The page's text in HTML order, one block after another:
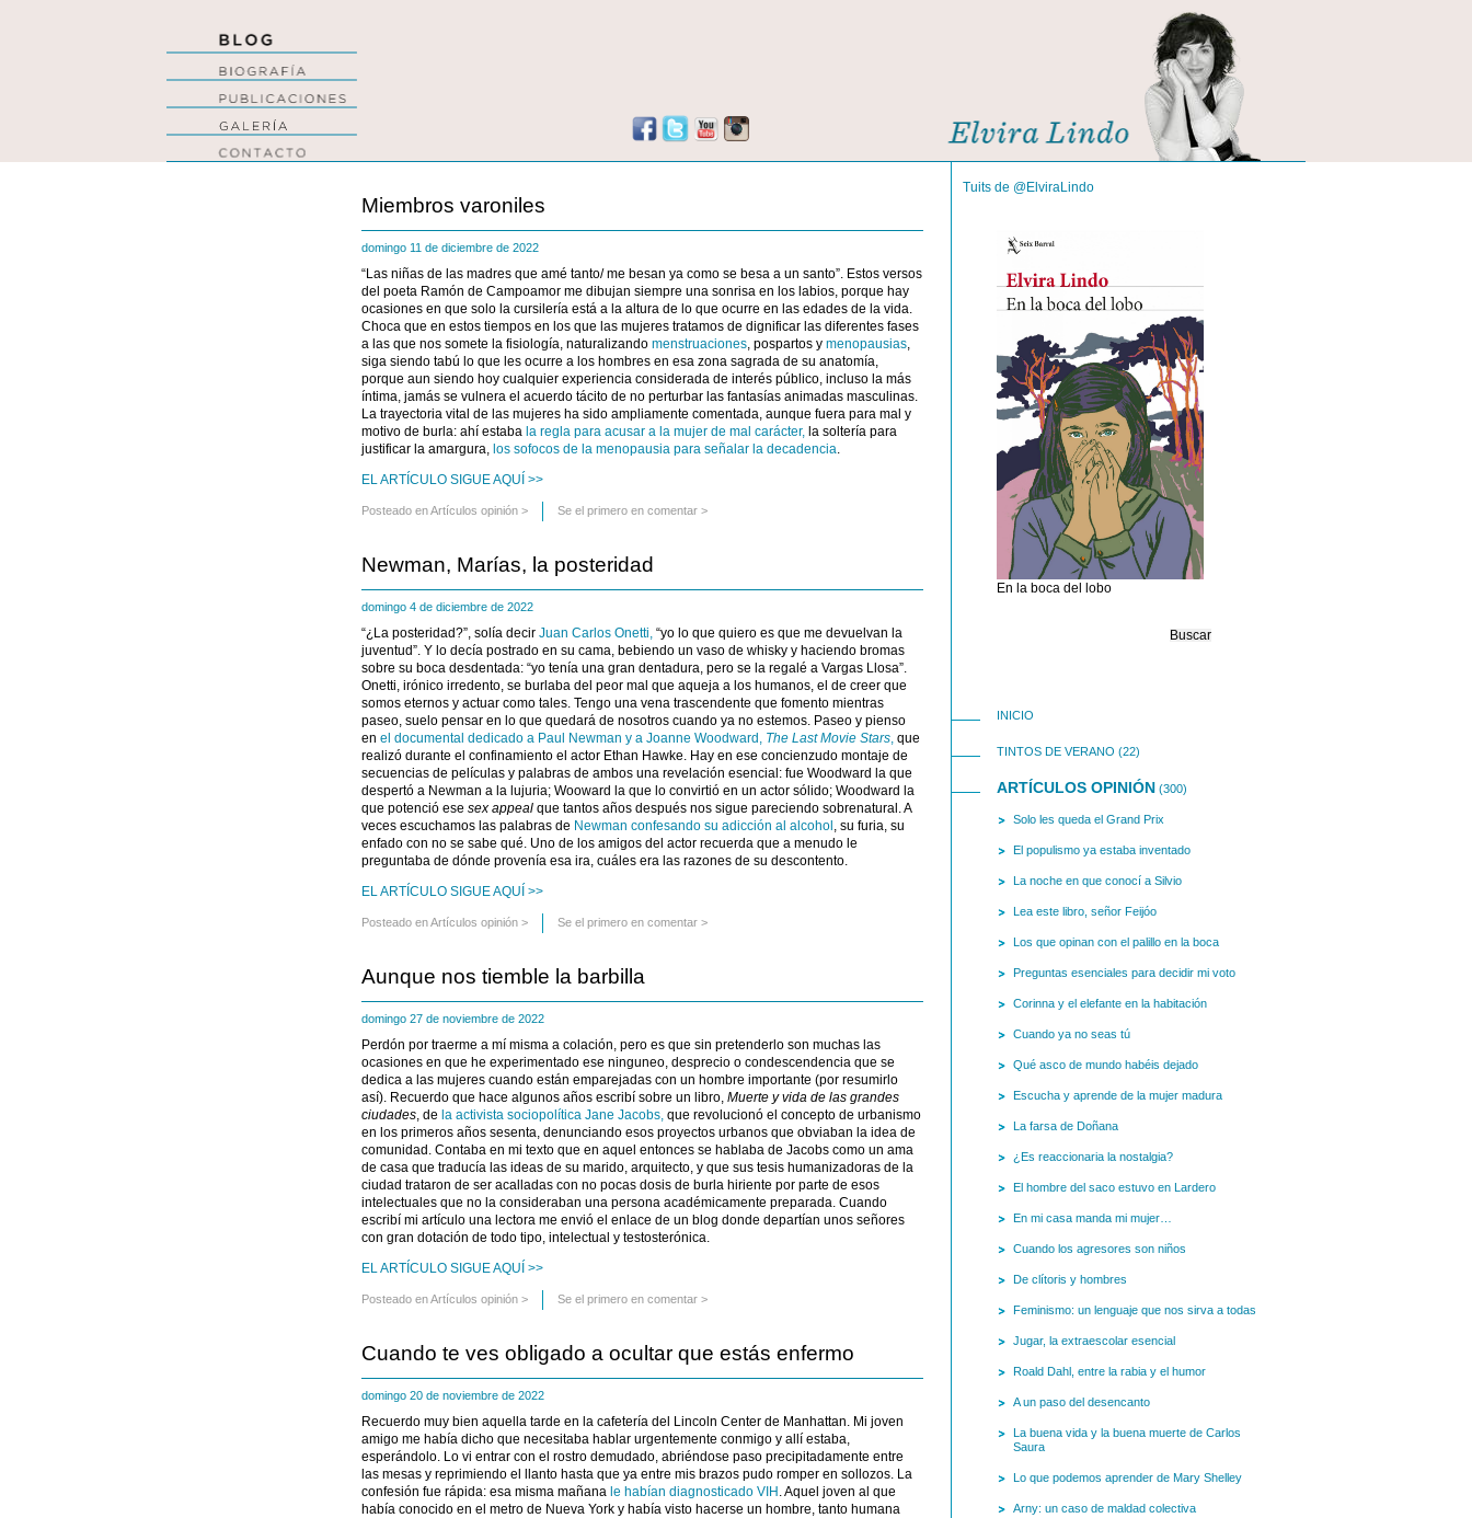
Miembros varoniles
domingo 11 de diciembre de 2022
“Las niñas de las madres que amé tanto/ me besan ya como se besa a un santo”. Estos versos
del poeta Ramón de Campoamor me dibujan siempre una sonrisa en los labios, porque hay
ocasiones en que solo la cursilería está a la altura de lo que ocurre en las edades de la vida.
Choca que en estos tiempos en los que las mujeres tratamos de dignificar las diferentes fases
a las que nos somete la fisiología, naturalizando menstruaciones, pospartos y menopausias,
siga siendo tabú lo que les ocurre a los hombres en esa zona sagrada de su anatomía,
porque aun siendo hoy cualquier experiencia considerada de interés público, incluso la más
íntima, jamás se vulnera el acuerdo tácito de no perturbar las fantasías animadas masculinas.
La trayectoria vital de las mujeres ha sido ampliamente comentada, aunque fuera para mal y
motivo de burla: ahí estaba la regla para acusar a la mujer de mal carácter, la soltería para
justificar la amargura, los sofocos de la menopausia para señalar la decadencia.
EL ARTÍCULO SIGUE AQUÍ >>
Posteado enArtículos opinión > Se el primero en comentar >
Newman, Marías, la posteridad
domingo 4 de diciembre de 2022
“¿La posteridad?”, solía decir Juan Carlos Onetti, “yo lo que quiero es que me devuelvan la
juventud”. Y lo decía postrado en su cama, bebiendo un vaso de whisky y haciendo bromas
sobre su boca desdentada: “yo tenía una gran dentadura, pero se la regalé a Vargas Llosa”.
Onetti, irónico irredento, se burlaba del peor mal que aqueja a los humanos, el de creer que
somos eternos y actuar como tales. Tengo una vena trascendente que fomento mientras
paseo, suelo pensar en lo que quedará de nosotros cuando ya no estemos. Paseo y pienso
en el documental dedicado a Paul Newman y a Joanne Woodward, The Last Movie Stars, que
realizó durante el confinamiento el actor Ethan Hawke. Hay en ese concienzudo montaje de
secuencias de películas y palabras de ambos una revelación esencial: fue Woodward la que
despertó a Newman a la lujuria; Wooward la que lo convirtió en un actor sólido; Woodward la
que potenció ese sex appeal que tantos años después nos sigue pareciendo sobrenatural. A
veces escuchamos las palabras de Newman confesando su adicción al alcohol , su furia, su
enfado con no se sabe qué. Uno de los amigos del actor recuerda que a menudo le
preguntaba de dónde provenía esa ira, cuáles era las razones de su descontento.
EL ARTÍCULO SIGUE AQUÍ >>
Posteado enArtículos opinión > Se el primero en comentar >
Aunque nos tiemble la barbilla
domingo 27 de noviembre de 2022
Perdón por traerme a mí misma a colación, pero es que sin pretenderlo son muchas las
ocasiones en que he experimentado ese ninguneo, desprecio o condescendencia que se
dedica a las mujeres cuando están emparejadas con un hombre importante (por resumirlo
así). Recuerdo que hace algunos años escribí sobre un libro, Muerte y vida de las grandes
ciudades, de la activista sociopolítica Jane Jacobs, que revolucionó el concepto de urbanismo
en los primeros años sesenta, denunciando esos proyectos urbanos que obviaban la idea de
comunidad. Contaba en mi texto que en aquel entonces se hablaba de Jacobs como un ama
de casa que traducía las ideas de su marido, arquitecto, y que sus tesis humanizadoras de la
ciudad trataron de ser acalladas con no pocas dosis de burla hiriente por parte de esos
intelectuales que no la consideraban una persona académicamente preparada. Cuando
escribí mi artículo una lectora me envió el enlace de un blog donde departían unos señores
con gran dotación de todo tipo, intelectual y testosterónica.
EL ARTÍCULO SIGUE AQUÍ >>
Posteado enArtículos opinión > Se el primero en comentar >
Cuando te ves obligado a ocultar que estás enfermo
domingo 20 de noviembre de 2022
Recuerdo muy bien aquella tarde en la cafetería del Lincoln Center de Manhattan. Mi joven
amigo me había dicho que necesitaba hablar urgentemente conmigo y allí estaba,
esperándolo. Lo vi entrar con el rostro demudado, abriéndose paso precipitadamente entre
las mesas y reprimiendo el llanto hasta que ya entre mis brazos pudo romper en sollozos. La
confesión fue rápida: esa misma mañana le habían diagnosticado VIH . Aquel joven al que
había conocido en el metro de Nueva York y había visto hacerse un hombre, tanto humana
Tuits de @ElviraLindo
En la boca del lobo
INICIO
TINTOS DE VERANO (22)
ARTÍCULOS OPINIÓN (300)
Solo les queda el Grand Prix
El populismo ya estaba inventado
La noche en que conocí a Silvio
Lea este libro, señor Feijóo
Los que opinan con el palillo en la boca
Preguntas esenciales para decidir mi voto
Corinna y el elefante en la habitación
Cuando ya no seas tú
Qué asco de mundo habéis dejado
Escucha y aprende de la mujer madura
La farsa de Doñana
¿Es reaccionaria la nostalgia?
El hombre del saco estuvo en Lardero
En mi casa manda mi mujer…
Cuando los agresores son niños
De clítoris y hombres
Feminismo: un lenguaje que nos sirva a todas
Jugar, la extraescolar esencial
Roald Dahl, entre la rabia y el humor
A un paso del desencanto
La buena vida y la buena muerte de Carlos
Saura
Lo que podemos aprender de Mary Shelley
Arny: un caso de maldad colectiva